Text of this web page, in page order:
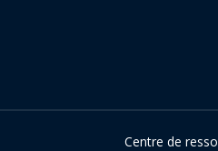
Centre de